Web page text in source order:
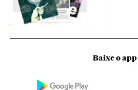
Baixe o app